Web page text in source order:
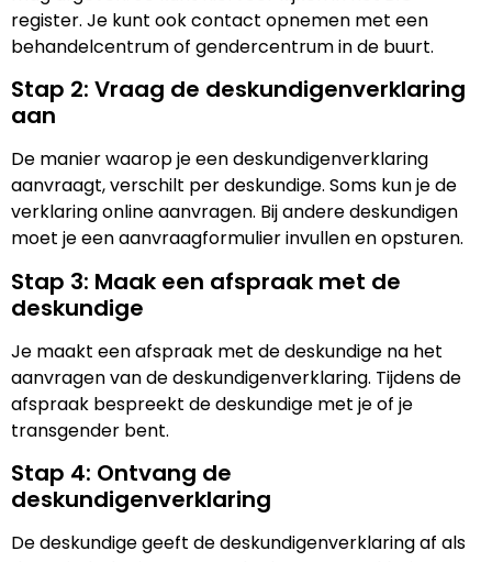
register. Je kunt ook contact opnemen met een
behandelcentrum of gendercentrum in de buurt.
Stap 2: Vraag de deskundigenverklaring
aan
De manier waarop je een deskundigenverklaring
aanvraagt, verschilt per deskundige. Soms kun je de
verklaring online aanvragen. Bij andere deskundigen
moet je een aanvraagformulier invullen en opsturen.
Stap 3: Maak een afspraak met de
deskundige
Je maakt een afspraak met de deskundige na het
aanvragen van de deskundigenverklaring. Tijdens de
afspraak bespreekt de deskundige met je of je
transgender bent.
Stap 4: Ontvang de
deskundigenverklaring
De deskundige geeft de deskundigenverklaring af als